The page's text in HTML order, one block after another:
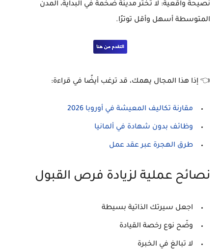
نصيحة واقعية: لا تختَر مدينة ضخمة في البداية، المدن
المتوسطة أسهل وأقل توترًا.
👈 إذا هذا المجال يهمك، قد ترغب أيضًا في قراءة:
مقارنة تكاليف المعيشة في أوروبا 2026
وظائف بدون شهادة في ألمانيا
طرق الهجرة عبر عقد عمل
نصائح عملية لزيادة فرص القبول
اجعل سيرتك الذاتية بسيطة
وضّح نوع رخصة القيادة
لا تبالغ في الخبرة